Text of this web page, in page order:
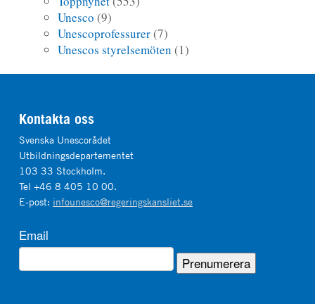
Unesco (9)
Unescoprofessurer(7)
Unescos styrelsemöten (1)
Kontakta oss
Svenska Unescorådet
Utbildningsdepartementet
103 33 Stockholm.
Tel +46 8 405 10 00.
E-post: infounesco@regeringskansliet.se
Email